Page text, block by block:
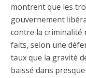
montrent que les
gouvernement
contre la criminalité
faits, selon une
taux que la gravité
baissé dans presque